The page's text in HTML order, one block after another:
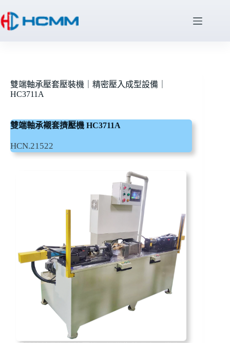
雙端軸承壓套壓裝機｜精密壓入成型設備｜
HC3711A
雙端軸承襯套擠壓機 HC3711A
HCN.21522